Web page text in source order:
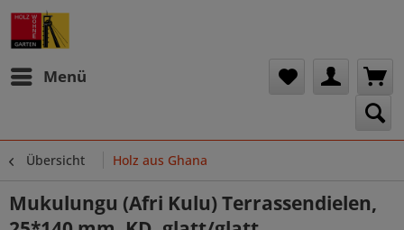
Menü
Übersicht Holz aus Ghana
Mukulungu (Afri Kulu) Terrassendielen,